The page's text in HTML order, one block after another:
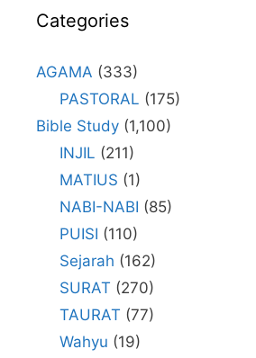
Categories
AGAMA (333)
PASTORAL (175)
Bible Study (1,100)
INJIL (211)
MATIUS (1)
NABI-NABI (85)
PUISI (110)
Sejarah (162)
SURAT (270)
TAURAT (77)
Wahyu (19)